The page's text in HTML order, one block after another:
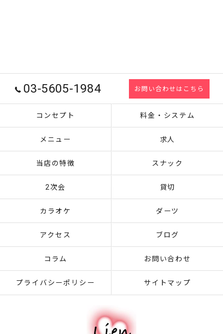
03-5605-1984 お問い合わせはこちら
コンセプト 料金・システム
メニュー 求人
当店の特徴 スナック
2次会 貸切
カラオケ ダーツ
アクセス ブログ
コラム お問い合わせ
プライバシーポリシー サイトマップ